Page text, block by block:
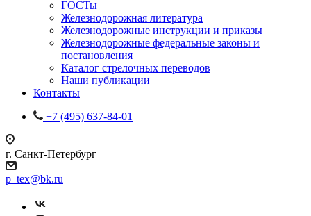
ГОСТы
Железнодорожная литература
Железнодорожные инструкции и приказы
Железнодорожные федеральные законы и
постановления
Каталог стрелочных переводов
Наши публикации
Контакты
+7 (495) 637-84-01
г. Санкт-Петербург
p_tex@bk.ru